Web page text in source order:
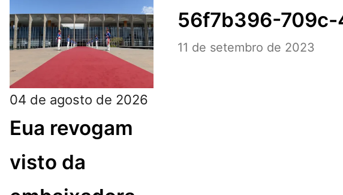
04 de agosto de 2026
Eua revogam
visto da
56f7b396-
11 de setembro de 2023